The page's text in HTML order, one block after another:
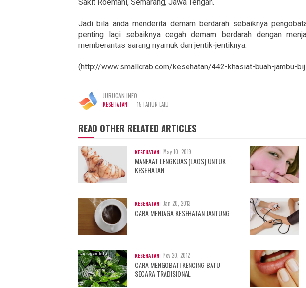
Sakit Roemani, Semarang, Jawa Tengah.
Jadi bila anda menderita demam berdarah sebaiknya
penting lagi sebaiknya cegah demam berdarah dengan
memberantas sarang nyamuk dan jentik-jentiknya.
(http://www.smallcrab.com/kesehatan/442-khasiat-buah-jambu-
JURUGAN INFO
KESEHATAN - 15 TAHUN LALU
READ OTHER RELATED ARTICLES
KESEHATAN May 10, 2019
MANFAAT LENGKUAS (LAOS) UNTUK
KESEHATAN
KESEHATAN Jan 20, 2013
CARA MENJAGA KESEHATAN JANTUNG
KESEHATAN Nov 20, 2012
CARA MENGOBATI KENCING BATU
SECARA TRADISIONAL